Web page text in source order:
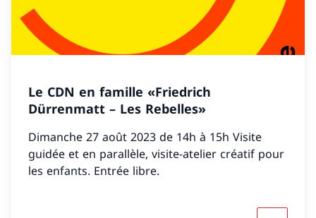
Le CDN en famille «Friedrich
Dürrenmatt – Les Rebelles»
Dimanche 27 août 2023 de 14h à 15h Visite
guidée et en parallèle, visite-atelier créatif pour
les enfants. Entrée libre.